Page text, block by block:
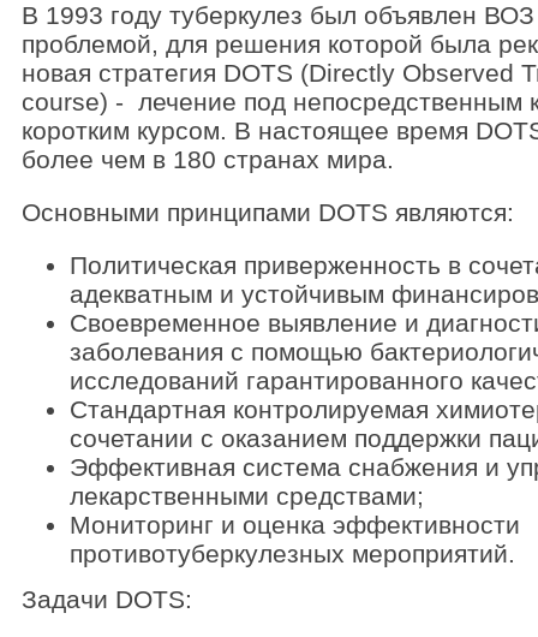
В 1993 году туберкулез был объявлен
проблемой, для решения которой была
новая стратегия DOTS (Directly Observed
course) - лечение под непосредственным
коротким курсом. В настоящее время
более чем в 180 странах мира.
Основными принципами DOTS являются:
Политическая приверженность в
адекватным и устойчивым
Своевременное выявление и
заболевания с помощью
исследований гарантированного
Стандартная контролируемая
сочетании с оказанием поддержки
Эффективная система снабжения и
лекарственными средствами;
Мониторинг и оценка эффективности
противотуберкулезных мероприятий.
Задачи DOTS: